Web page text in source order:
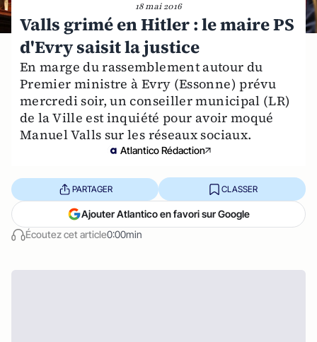
18 mai 2016
Valls grimé en Hitler : le maire PS
d'Evry saisit la justice
En marge du rassemblement autour du
Premier ministre à Evry (Essonne) prévu
mercredi soir, un conseiller municipal (LR)
de la Ville est inquiété pour avoir moqué
Manuel Valls sur les réseaux sociaux.
Atlantico Rédaction
Écoutez cet article0:00min
PARTAGER CLASSER
Ajouter Atlantico en favori sur Google